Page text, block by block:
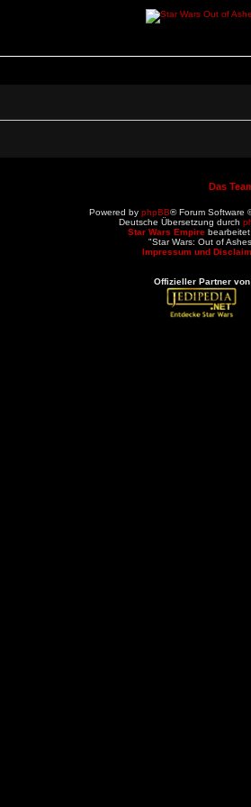
Das
Powered by phpBB® Forum Software
Deutsche Übersetzung durch
Star Wars Empirebearbeitet
"Star Wars: Out of
Impressum und
Offizieller Partner von